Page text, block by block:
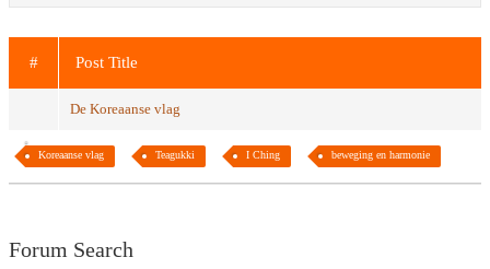
# Post Title
De Koreaanse vlag
Koreaanse vlag Teagukki I Ching beweging en harmonie
Forum Search